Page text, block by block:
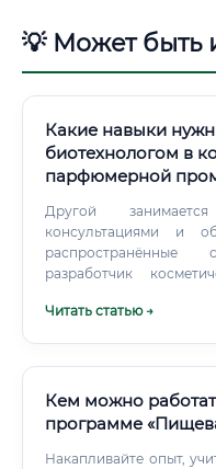
💡 Может быть
Какие навыки
биотехнологом в
парфюмерной
Другой
консультациями и
распространённые
разработчик
продукты и
Читать статью →
Кем можно
программе
Накапливайте опыт,